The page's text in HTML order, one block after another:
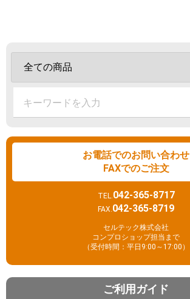
お電話でのお問い合わせ
FAXでのご注文
TEL.042-365-8717
FAX.042-365-8719
セルテック株式会社
コンプロショップ担当まで
（受付時間：平日9:00～17:00）
ご利用ガイド